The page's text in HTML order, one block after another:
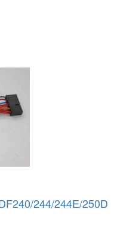
244/244E/250D